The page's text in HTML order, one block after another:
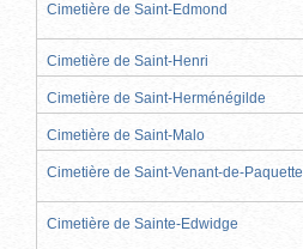
Cimetière de Saint-Edmond
Cimetière de Saint-Henri
Cimetière de Saint-Herménégilde
Cimetière de Saint-Malo
Cimetière de Saint-Venant-de-Paquette
Cimetière de Sainte-Edwidge